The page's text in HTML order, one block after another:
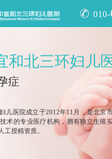
010-
和北三环妇儿
症
儿医院成立于2012年11月，是北京
术的专业医疗机构，拥有独立生殖
工授精资质。